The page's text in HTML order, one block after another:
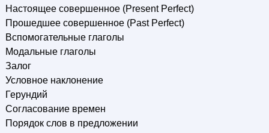
Настоящее совершенное (Present Perfect)
Прошедшее совершенное (Past Perfect)
Вспомогательные глаголы
Модальные глаголы
Залог
Условное наклонение
Герундий
Согласование времен
Порядок слов в предложении